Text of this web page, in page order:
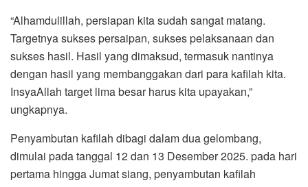
“Alhamdulillah, persiapan kita sudah sangat matang.
Targetnya sukses persaipan, sukses pelaksanaan dan
sukses hasil. Hasil yang dimaksud, termasuk nantinya
dengan hasil yang membanggakan dari para kafilah kita.
InsyaAllah target lima besar harus kita upayakan,”
ungkapnya.
Penyambutan kafilah dibagi dalam dua gelombang,
dimulai pada tanggal 12 dan 13 Desember 2025. pada hari
pertama hingga Jumat siang, penyambutan kafilah